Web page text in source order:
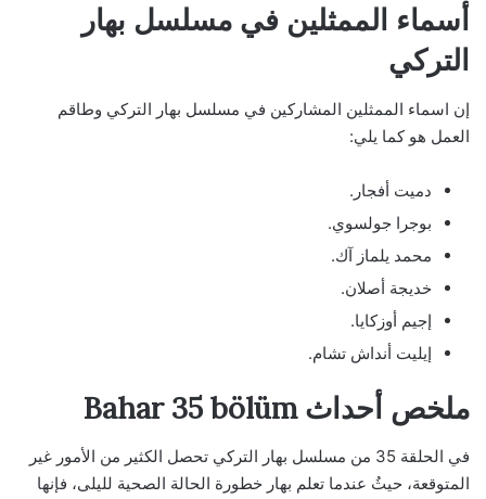
أسماء الممثلين في مسلسل بهار
التركي
إن اسماء الممثلين المشاركين في مسلسل بهار التركي وطاقم
العمل هو كما يلي:
دميت أفجار.
بوجرا جولسوي.
محمد يلماز آك.
خديجة أصلان.
إجيم أوزكايا.
إيليت أنداش تشام.
ملخص أحداث Bahar 35 bölüm
في الحلقة 35 من مسلسل بهار التركي تحصل الكثير من الأمور غير
المتوقعة، حيثُ عندما تعلم بهار خطورة الحالة الصحية لليلى، فإنها